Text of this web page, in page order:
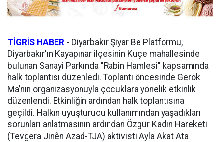
TİGRİS HABER - Diyarbakır Şiyar Be Platformu,
Diyarbakır'ın Kayapınar ilçesinin Kuçe mahallesinde
bulunan Sanayi Parkında "Rabin Hamlesi" kapsamında
halk toplantısı düzenledi. Toplantı öncesinde Gerok
Ma’nın organizasyonuyla çocuklara yönelik etkinlik
düzenlendi. Etkinliğin ardından halk toplantısına
geçildi. Halkın uyuşturucu kullanımından yaşadıkları
sorunları anlatmasının ardından Özgür Kadın Hareketi
(Tevgera Jinên Azad-TJA) aktivisti Ayla Akat Ata